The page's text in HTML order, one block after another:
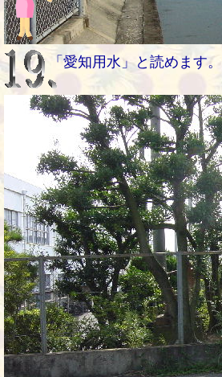
「愛知用水」と読めます。